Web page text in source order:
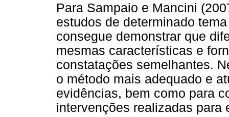
Para Sampaio e Mancini
estudos de determinado
consegue demonstrar que
mesmas características e
constatações semelhantes.
o método mais adequado e
evidências, bem como para
intervenções realizadas para